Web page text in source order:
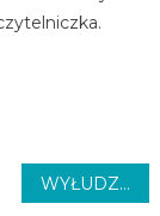
WYŁUDZIŁ PIENIĄDZE